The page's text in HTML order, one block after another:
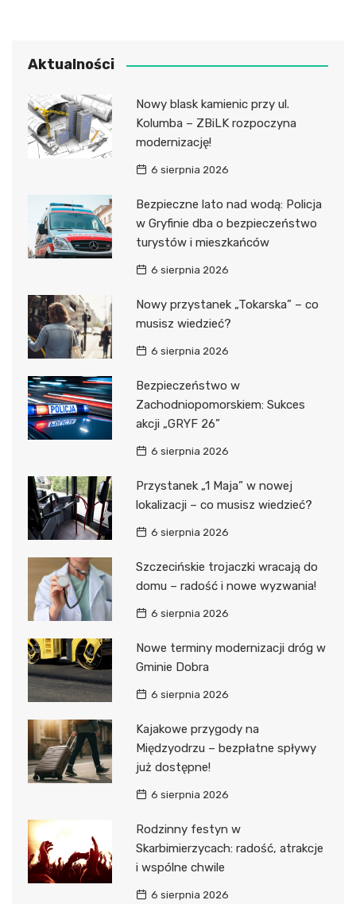
Aktualności
Nowy blask kamienic przy ul.
Kolumba – ZBiLK rozpoczyna
modernizację!
6 sierpnia 2026
Bezpieczne lato nad wodą: Policja
w Gryfinie dba o bezpieczeństwo
turystów i mieszkańców
6 sierpnia 2026
Nowy przystanek „Tokarska” – co
musisz wiedzieć?
6 sierpnia 2026
Bezpieczeństwo w
Zachodniopomorskiem: Sukces
akcji „GRYF 26”
6 sierpnia 2026
Przystanek „1 Maja” w nowej
lokalizacji – co musisz wiedzieć?
6 sierpnia 2026
Szczecińskie trojaczki wracają do
domu – radość i nowe wyzwania!
6 sierpnia 2026
Nowe terminy modernizacji dróg w
Gminie Dobra
6 sierpnia 2026
Kajakowe przygody na
Międzyodrzu – bezpłatne spływy
już dostępne!
6 sierpnia 2026
Rodzinny festyn w
Skarbimierzycach: radość, atrakcje
i wspólne chwile
6 sierpnia 2026